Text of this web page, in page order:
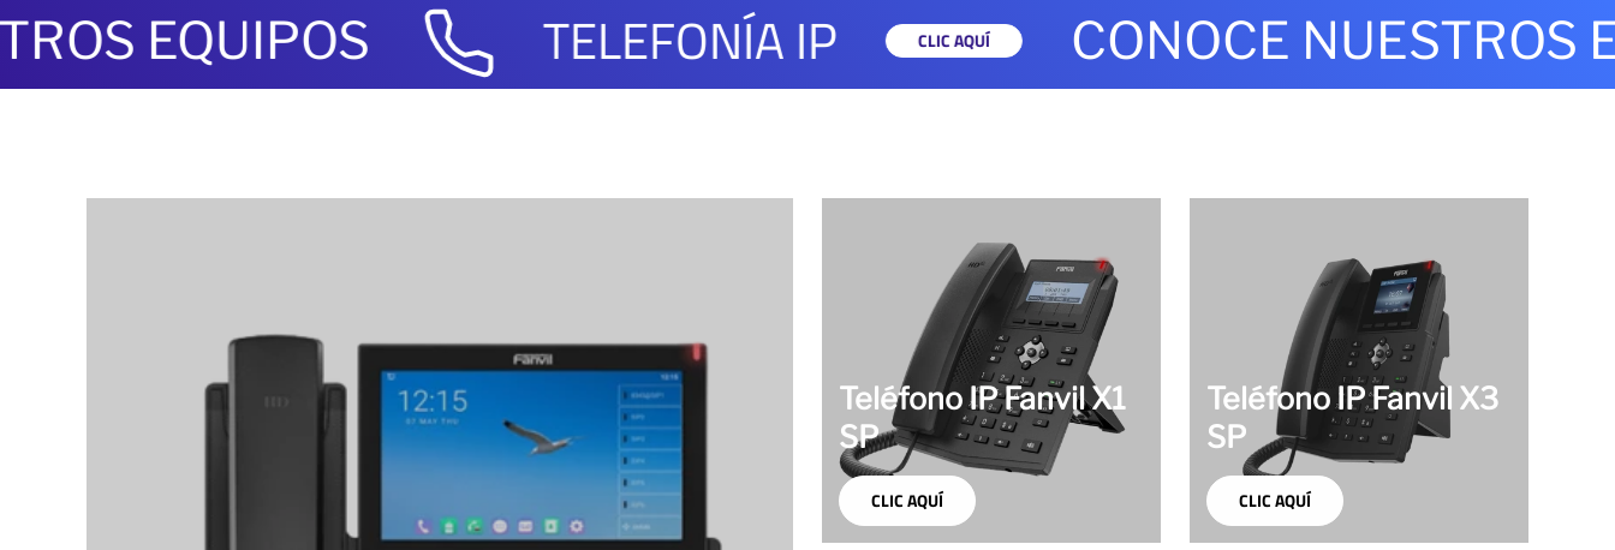
EQUIPOS TELEFONÍA IP CLIC AQUÍ CONOCE NUESTROS
Teléfono IP Fanvil X1
SP
CLIC AQUÍ
Teléfono IP Fanvil X3
SP
CLIC AQUÍ